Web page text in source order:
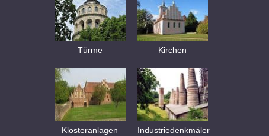
Türme Kirchen
Klosteranlagen Industriedenkmäler